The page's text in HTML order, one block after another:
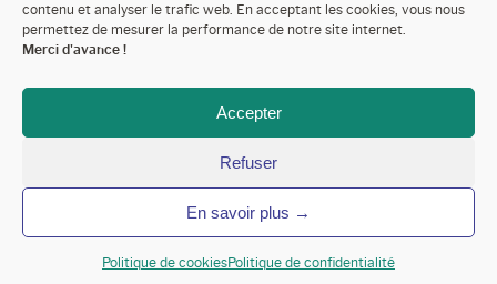
contenu et analyser le trafic web. En acceptant les cookies, vous nous
permettez de mesurer la performance de notre site internet.
Merci d'avance !
Accepter
Refuser
En savoir plus →
Politique de cookiesPolitique de confidentialité
Politique de confidentialité
Espace pro’
Annoncer votre événement